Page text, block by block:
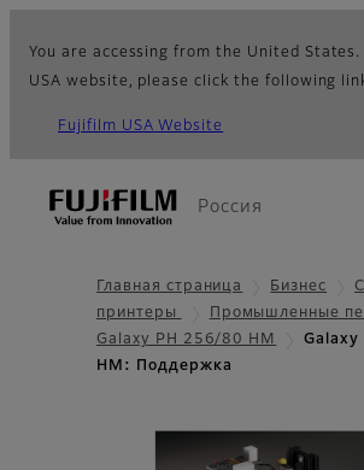
You are accessing from the United
USA website, please click the following
Fujifilm USA Website
Россия
Главная страница Бизнес
принтеры
Промышленные
Galaxy PH 256/80 HM
Galaxy
HM: Поддержка